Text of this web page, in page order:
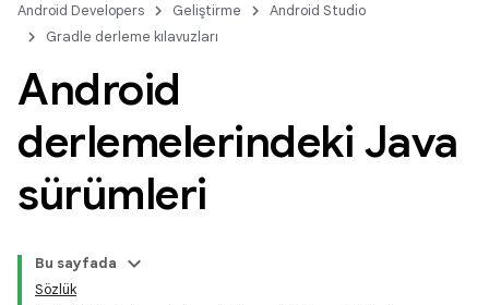
Android Developers Geliştirme
Android Studio
Gradle derleme kılavuzları
Android
derlemelerindeki Java
sürümleri
Bu sayfada
Sözlük